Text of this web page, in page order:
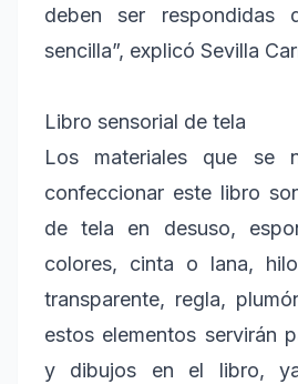
deben ser respondidas
sencilla”, explicó Sevilla
Libro sensorial de tela
Los materiales que se
confeccionar este libro
de tela en desuso,
colores, cinta o lana,
transparente, regla,
estos elementos servirán
y dibujos en el libro,